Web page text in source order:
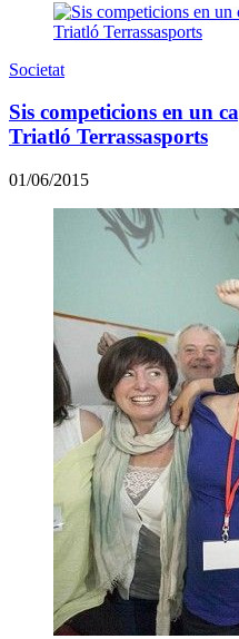
Societat
Sis competicions en un
Triatló Terrassasports
01/06/2015